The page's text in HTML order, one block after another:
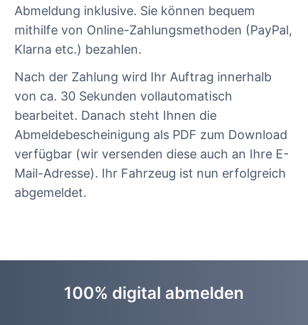
Abmeldung inklusive. Sie können bequem
mithilfe von Online-Zahlungsmethoden (PayPal,
Klarna etc.) bezahlen.
Nach der Zahlung wird Ihr Auftrag innerhalb
von ca. 30 Sekunden vollautomatisch
bearbeitet. Danach steht Ihnen die
Abmeldebescheinigung als PDF zum Download
verfügbar (wir versenden diese auch an Ihre E-
Mail-Adresse). Ihr Fahrzeug ist nun erfolgreich
abgemeldet.
100% digital abmelden